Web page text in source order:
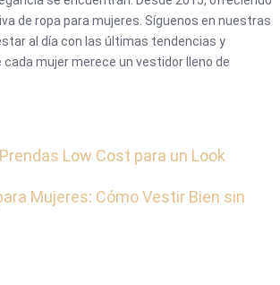
de ropa para mujeres. Síguenos en nuestras
al día con las últimas tendencias y
mujer merece un vestidor lleno de
Low Cost para un Look
Mujeres: Cómo Vestir Bien sin